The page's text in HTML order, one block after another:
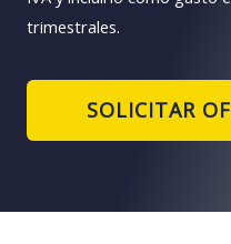
trimestrales.
SOLICITAR